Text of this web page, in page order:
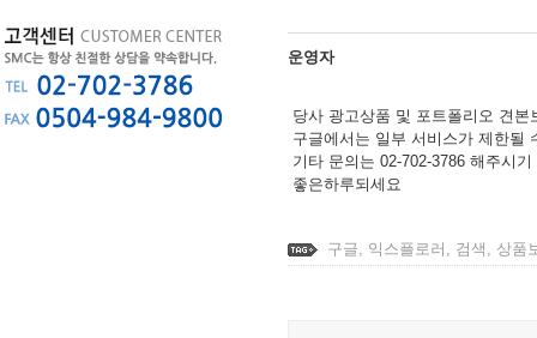
운영자
당사 광고상품 및 포트폴리오 견
구글에서는 일부 서비스가 제한될
기타 문의는 02-702-3786 해주시
좋은하루되세요
구글, 익스플로러, 검색, 상품